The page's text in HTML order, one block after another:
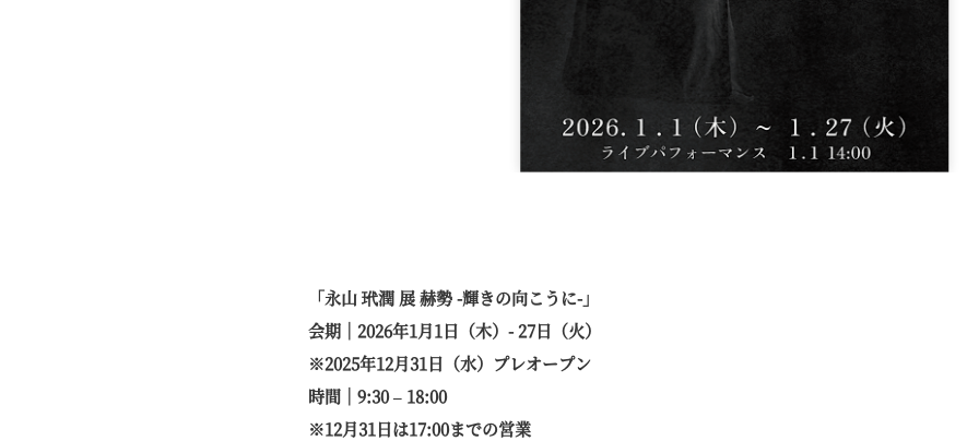
「永山 玳潤 展 赫勢 -輝きの向こうに-」
会期｜2026年1月1日（木）- 27日（火）
※2025年12月31日（水）プレオープン
時間｜9:30 – 18:00
※12月31日は17:00までの営業